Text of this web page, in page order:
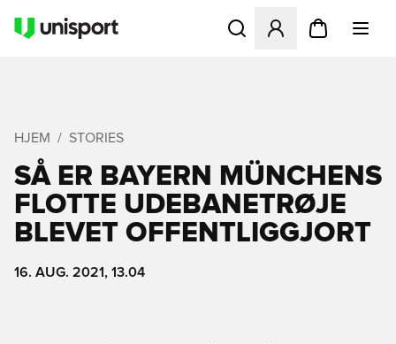
Åbner en Modal til at
HJEM STORIES
SÅ ER BAYERN MÜNCHENS
FLOTTE UDEBANETRØJE
BLEVET OFFENTLIGGJORT
16. AUG. 2021, 13.04